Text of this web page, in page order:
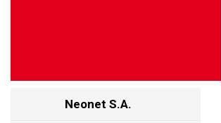
Neonet S.A.